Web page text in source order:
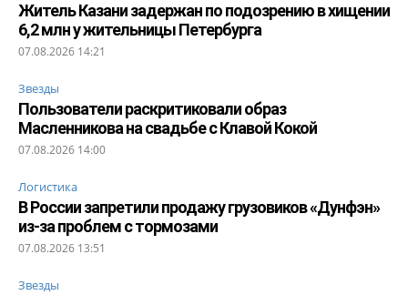
Житель Казани задержан по подозрению в хищении
6,2 млн у жительницы Петербурга
07.08.2026 14:21
Звезды
Пользователи раскритиковали образ
Масленникова на свадьбе с Клавой Кокой
07.08.2026 14:00
Логистика
В России запретили продажу грузовиков «Дунфэн»
из-за проблем с тормозами
07.08.2026 13:51
Звезды